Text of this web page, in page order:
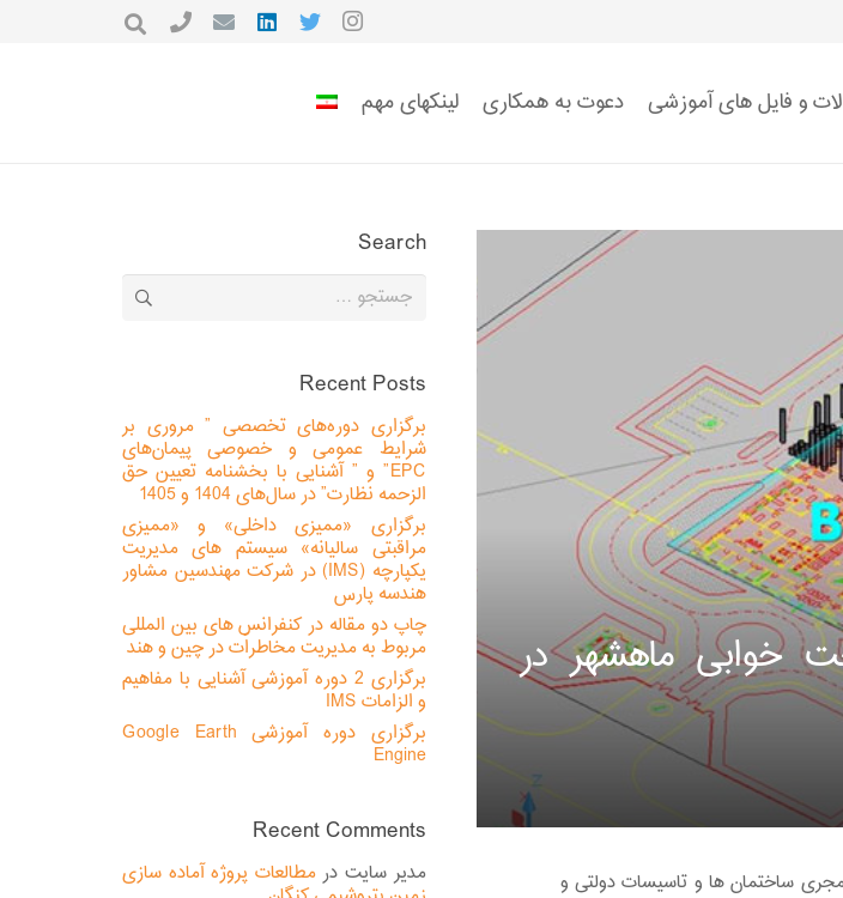
و فایل های آموزشی دعوت به همکاری لینکهای مهم
زمین بیمارستان 300 تخت خوابی ماهشهر در
از طرف سازمان مجری ساختمان ها و تاسیسات دولتی و
Search
جستجو
Recent Posts
برگزاری دوره‌های تخصصی ” مروری بر
شرایط عمومی و خصوصی پیمان‌های
EPC” و ” آشنایی با بخشنامه تعیین حق
الزحمه نظارت” در سال‌های 1404 و 1405
برگزاری «ممیزی داخلی» و «ممیزی
مراقبتی سالیانه» سیستم های مدیریت
یکپارچه (IMS) در شرکت مهندسین مشاور
هندسه پارس
چاپ دو مقاله در کنفرانس های بین المللی
مربوط به مدیریت مخاطرات در چین و هند
برگزاری 2 دوره آموزشی آشنایی با مفاهیم
و الزامات IMS
برگزاری دوره آموزشی Google Earth
Engine
Recent Comments
مدیر سایت درمطالعات پروژه آماده سازی